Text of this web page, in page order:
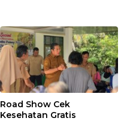
Road Show Cek
Kesehatan Gratis